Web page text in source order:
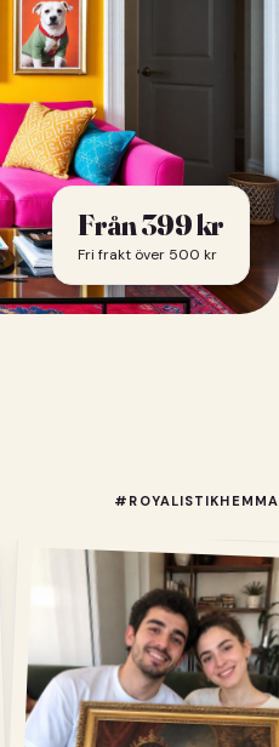
Från399kr
Fri frakt över 500 kr
#ROYALISTIKHEMMA